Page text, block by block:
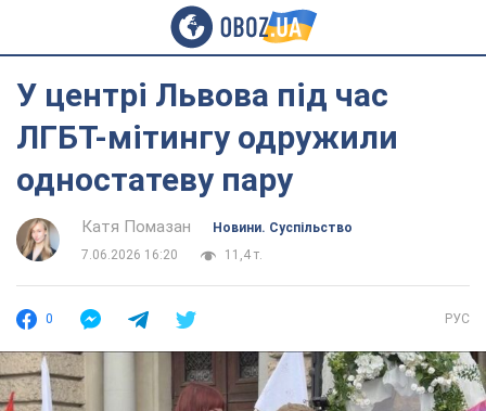
У центрі Львова під час
ЛГБТ-мітингу одружили
одностатеву пару
Катя Помазан
Новини. Суспільство
7.06.2026 16:20
11,4 т.
0 РУС